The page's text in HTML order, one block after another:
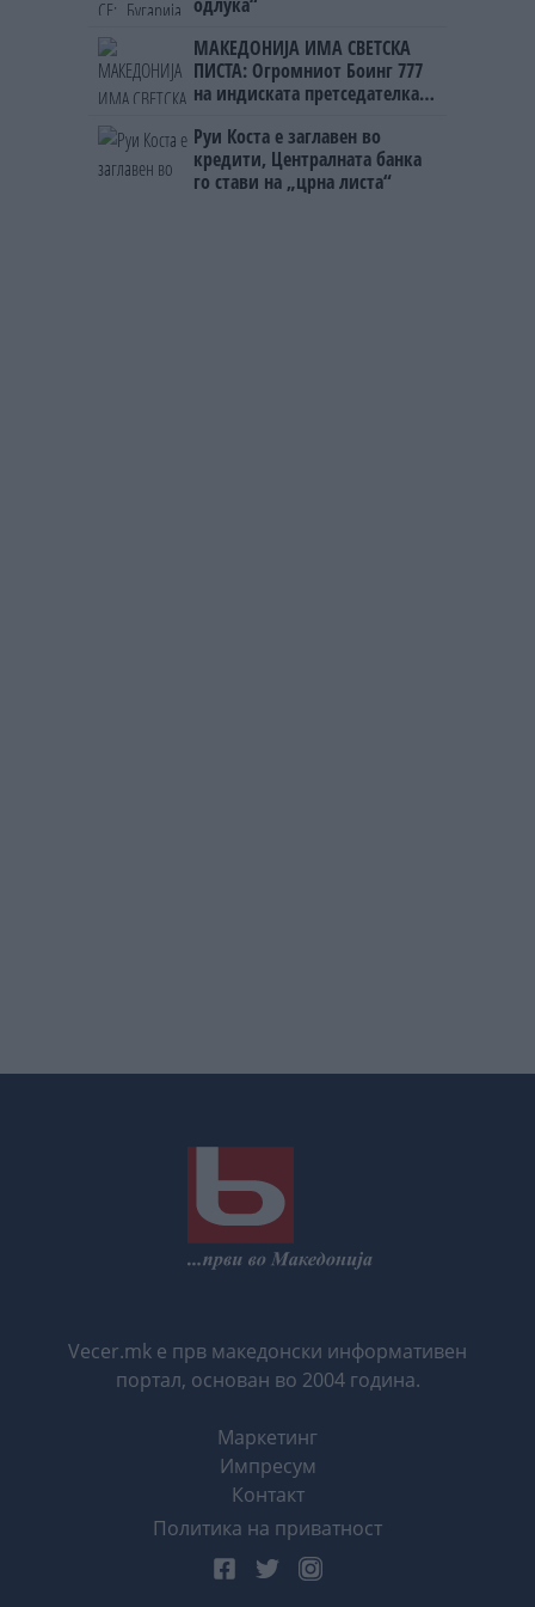
МАКЕДОНИЈА ИМА СВЕТСКА
ПИСТА: Огромниот Боинг 777
на индиската претседателка
Скопје
Руи Коста е заглавен во
кредити, Централната банка
го стави на „црна листа“
Vecer.mk е прв македонски информативен
портал, основан во 2004 година.
Маркетинг
Импресум
Контакт
Политика на приватност